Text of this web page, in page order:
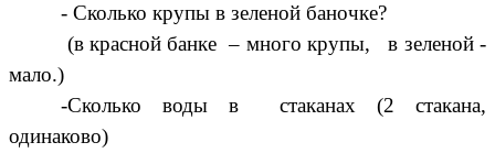
- Сколько крупы в зеленой баночке?
(в красной банке – много крупы, в зеленой -
мало.)
-Сколько воды в стаканах (2 стакана,
одинаково)